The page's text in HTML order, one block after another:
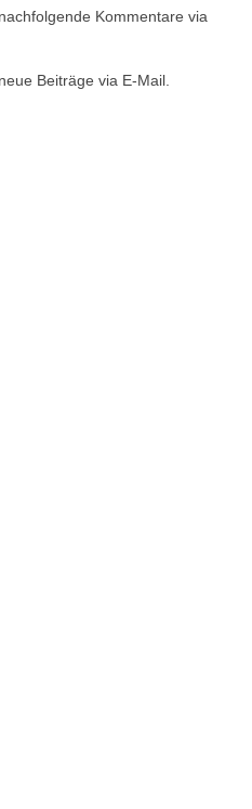
Kommentare via
Beiträge via E-Mail.